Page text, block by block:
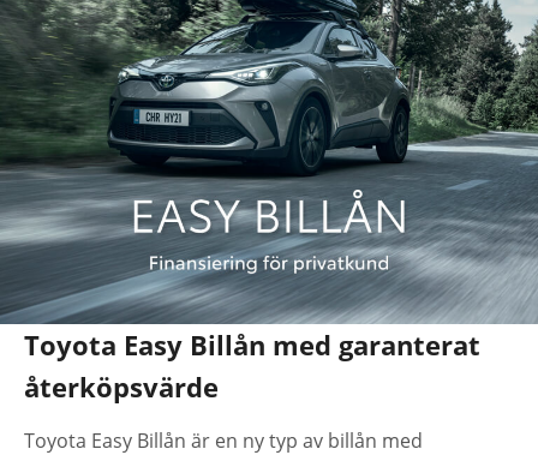
Toyota Easy Billån med garanterat
återköpsvärde
Toyota Easy Billån är en ny typ av billån med